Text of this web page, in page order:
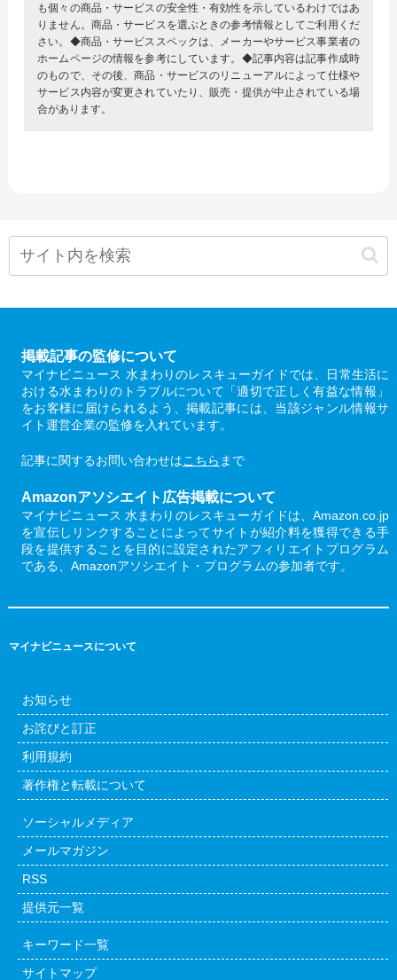
も個々の商品・サービスの安全性・有効性を示しているわけではあ
りません。商品・サービスを選ぶときの参考情報としてご利用くだ
さい。◆商品・サービススペックは、メーカーやサービス事業者の
ホームページの情報を参考にしています。◆記事内容は記事作成時
のもので、その後、商品・サービスのリニューアルによって仕様や
サービス内容が変更されていたり、販売・提供が中止されている場
合があります。
掲載記事の監修について
マイナビニュース 水まわりのレスキューガイドでは、日常生活に
おける水まわりのトラブルについて「適切で正しく有益な情報」
をお客様に届けられるよう、掲載記事には、当該ジャンル情報サ
イト運営企業の監修を入れています。
記事に関するお問い合わせはこちら まで
Amazonアソシエイト広告掲載について
マイナビニュース 水まわりのレスキューガイドは、Amazon.co.jp
を宣伝しリンクすることによってサイトが紹介料を獲得できる手
段を提供することを目的に設定されたアフィリエイトプログラム
である、Amazonアソシエイト・プログラムの参加者です。
マイナビニュースについて
お知らせ
お詫びと訂正
利用規約
著作権と転載について
ソーシャルメディア
メールマガジン
RSS
提供元一覧
キーワード一覧
サイトマップ